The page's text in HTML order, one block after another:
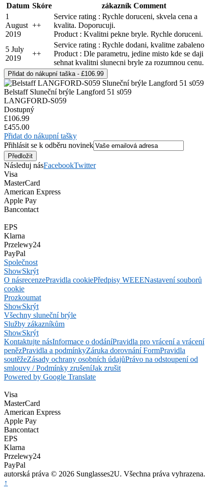
Datum Skóre
zákazník Comment
1
August
2019
++
Service rating : Rychle doruceni, skvela cena a
kvalita. Doporucuji.
Product : Kvalitni pekne bryle. Rychle doruceni.
5 July
2019
++
Service rating : Rychle dodani, kvalitne zabaleno
Product : Dle parametru, jedine misto kde se daji
sehnat kvalitni slunecni bryle za rozumnou cenu.
Belstaff Sluneční brýle Langford 51 s059
LANGFORD-S059
Dostupný
£106.99
£455.00
Přidat do nákupní tašky
Přihlásit se k odběru novinek
Následuj násFacebookTwitter
Visa
MasterCard
American Express
Apple Pay
Bancontact
EPS
Klarna
Przelewy24
PayPal
Společnost
ShowSkrýt
O násrecenzePravidla cookiePředpisy WEEENastavení souborů
cookie
Prozkoumat
ShowSkrýt
Všechny sluneční brýle
Služby zákazníkům
ShowSkrýt
Kontaktujte násInformace o dodáníPravidla pro vrácení a vrácení
penězPravidla a podmínkyZáruka dorovnání FormPravidla
soutěžeZásady ochrany osobních údajůPrávo na odstoupení od
smlouvy / Podmínky zrušeníJak zrušit
Powered by Google Translate
Visa
MasterCard
American Express
Apple Pay
Bancontact
EPS
Klarna
Przelewy24
PayPal
autorská práva © 2026 Sunglasses2U. Všechna práva vyhrazena.
↑